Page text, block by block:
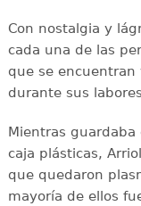
Con nostalgia y
cada una de las
que se encuentran
durante sus
Mientras
caja plásticas,
que quedaron
mayoría de ellos